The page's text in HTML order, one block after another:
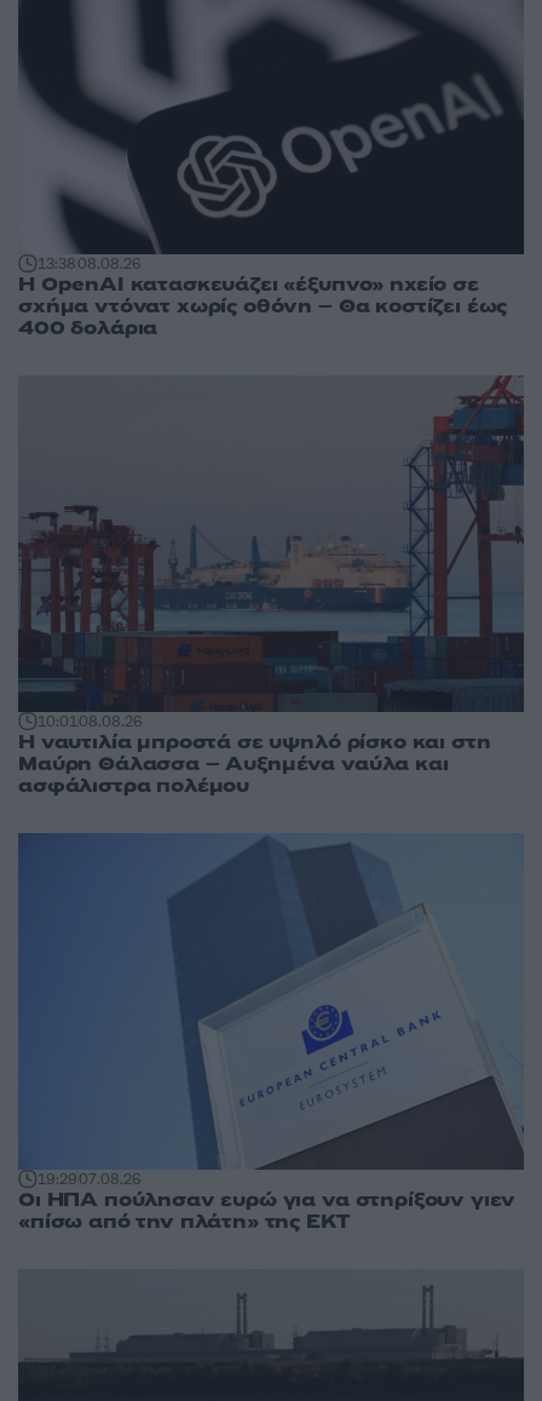
13:3808.08.26
Η OpenAI κατασκευάζει «έξυπνο» ηχείο σε
σχήμα ντόνατ χωρίς οθόνη – Θα κοστίζει έως
400 δολάρια
10:0108.08.26
Η ναυτιλία μπροστά σε υψηλό ρίσκο και στη
Μαύρη Θάλασσα – Αυξημένα ναύλα και
ασφάλιστρα πολέμου
19:2907.08.26
Οι ΗΠΑ πούλησαν ευρώ για να στηρίξουν γιεν
«πίσω από την πλάτη» της ΕΚΤ